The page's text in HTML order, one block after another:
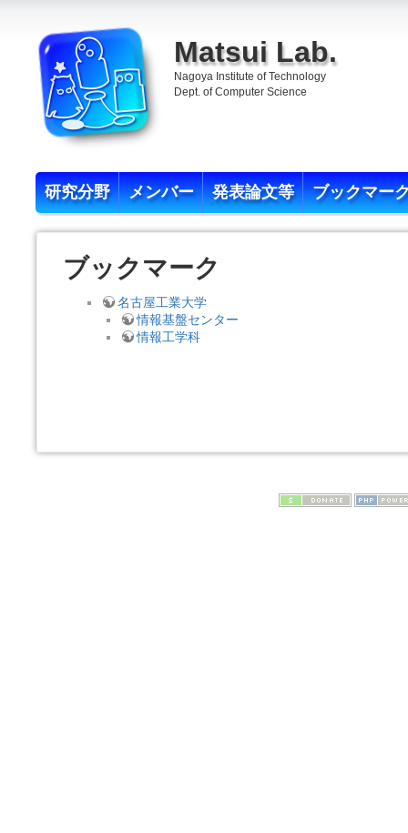
Matsui Lab.
Nagoya Institute of Technology
Dept. of Computer Science
研究分野 メンバー 発表論文等 ブックマー
ブックマーク
名古屋工業大学
情報基盤センター
情報工学科